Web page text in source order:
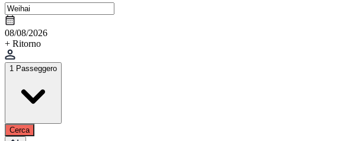
08/08/2026
+ Ritorno
1 Passeggero
Cerca